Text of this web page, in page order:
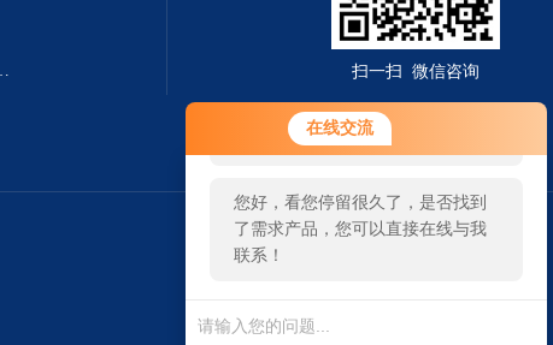
在线交流
您好！欢迎前来咨询，很高兴为您
服务，请问您要咨询什么问题呢？
您好，看您停留很久了，是否找到
了需求产品，您可以直接在线与我
联系！
变径套保温球阀 扫一扫 微信咨询